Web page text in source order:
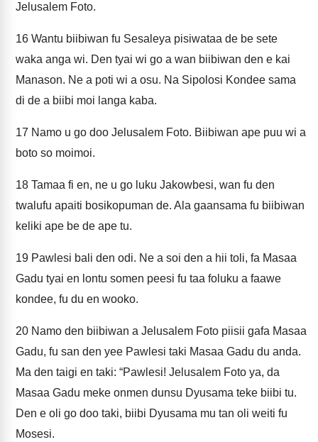
Jelusalem Foto.
16 Wantu biibiwan fu Sesaleya pisiwataa de be sete
waka anga wi. Den tyai wi go a wan biibiwan den e kai
Manason. Ne a poti wi a osu. Na Sipolosi Kondee sama
di de a biibi moi langa kaba.
17 Namo u go doo Jelusalem Foto. Biibiwan ape puu wi a
boto so moimoi.
18 Tamaa fi en, ne u go luku Jakowbesi, wan fu den
twalufu apaiti bosikopuman de. Ala gaansama fu biibiwan
keliki ape be de ape tu.
19 Pawlesi bali den odi. Ne a soi den a hii toli, fa Masaa
Gadu tyai en lontu somen peesi fu taa foluku a faawe
kondee, fu du en wooko.
20 Namo den biibiwan a Jelusalem Foto piisii gafa Masaa
Gadu, fu san den yee Pawlesi taki Masaa Gadu du anda.
Ma den taigi en taki: “Pawlesi! Jelusalem Foto ya, da
Masaa Gadu meke onmen dunsu Dyusama teke biibi tu.
Den e oli go doo taki, biibi Dyusama mu tan oli weiti fu
Mosesi.